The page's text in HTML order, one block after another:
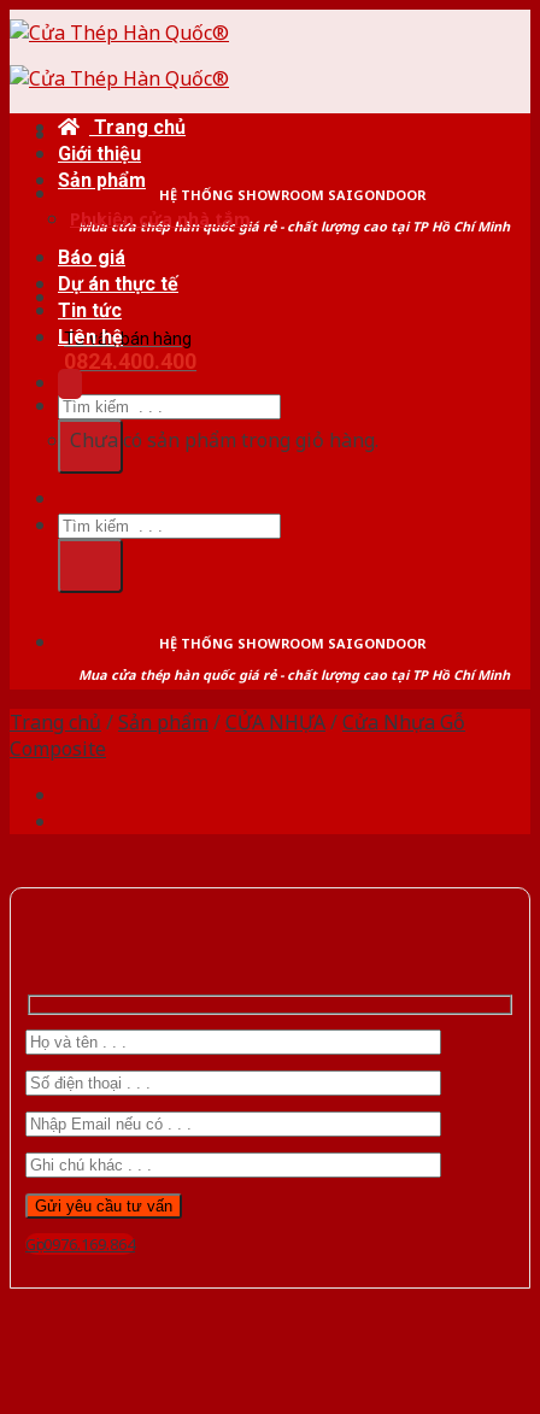
Skip
content
HỆ THỐNG SHOWROOM SAIGONDOOR
Mua cửa thép hàn quốc giá rẻ - chất lượng cao tại TP Hồ Chí Minh
Tư vấn bán hàng
0824.400.400
Tìm
kiếm:
Trang chủ
Giới thiệu
Sản phẩm
Phụ kiện cửa nhà tắm
Báo giá
Dự án thực tế
Tin tức
Liên hệ
Chưa có sản phẩm trong giỏ hàng.
Tìm
kiếm:
HỆ THỐNG SHOWROOM SAIGONDOOR
Mua cửa thép hàn quốc giá rẻ - chất lượng cao tại TP Hồ Chí Minh
Trang chủ /Sản phẩm /CỬA NHỰA/Cửa Nhựa Gỗ
Composite
Gọi 0976.169.864